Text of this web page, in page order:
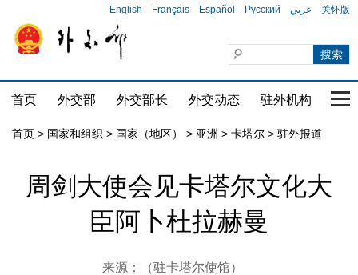
English Français Español Русский عربي 关怀版
首页 外交部 外交部长 外交动态 驻外机构 国
首页 > 国家和组织 > 国家（地区） > 亚洲 > 卡塔尔 > 驻外报道
周剑大使会见卡塔尔文化大
臣阿卜杜拉赫曼
来源：（驻卡塔尔使馆）